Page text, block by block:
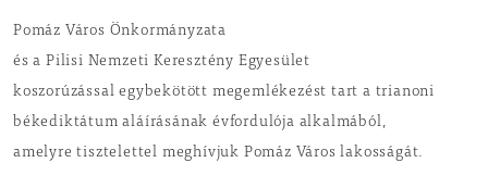
Pomáz Város Önkormányzata
és a Pilisi Nemzeti Keresztény Egyesület
koszorúzással egybekötött megemlékezést tart a trianoni
békediktátum aláírásának évfordulója alkalmából,
amelyre tisztelettel meghívjuk Pomáz Város lakosságát.